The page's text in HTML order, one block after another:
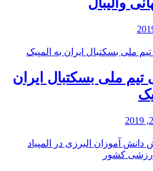
والیبال
تیم ملی بسکتبال ایران